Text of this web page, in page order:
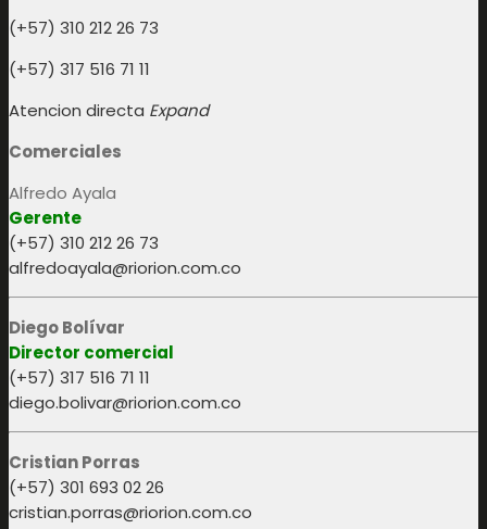
(+57) 310 212 26 73
(+57) 317 516 71 11
Atencion directa Expand
Comerciales
Alfredo Ayala
Gerente
(+57) 310 212 26 73
alfredoayala@riorion.com.co
Diego Bolívar
Director comercial
(+57) 317 516 71 11
diego.bolivar@riorion.com.co
Cristian Porras
(+57) 301 693 02 26
cristian.porras@riorion.com.co